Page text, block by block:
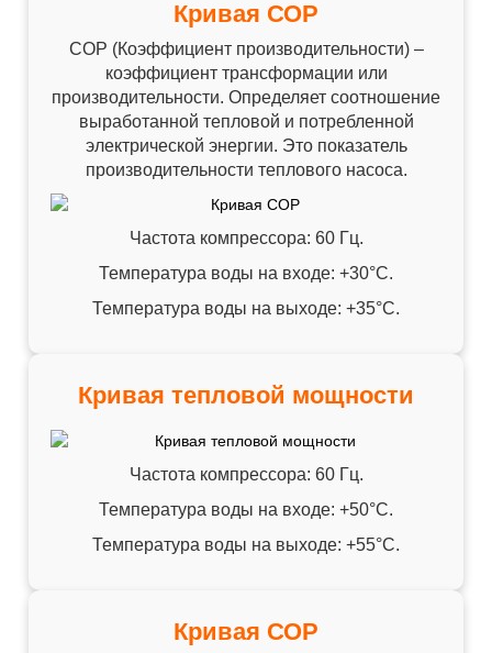
Кривая СОР
СОР (Коэффициент производительности) –
коэффициент трансформации или
производительности. Определяет соотношение
выработанной тепловой и потребленной
электрической энергии. Это показатель
производительности теплового насоса.
Частота компрессора: 60 Гц.
Температура воды на входе: +30°C.
Температура воды на выходе: +35°C.
Кривая тепловой мощности
Частота компрессора: 60 Гц.
Температура воды на входе: +50°C.
Температура воды на выходе: +55°C.
Кривая СОР